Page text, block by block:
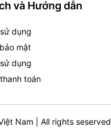
và Hướng dẫn
dụng
mật
dụng
toán
Nam | All rights seserved